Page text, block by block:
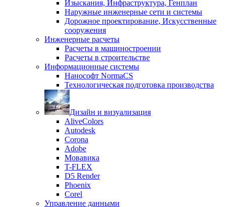
Изыскания, Инфраструктура, Генплан
Наружные инженерные сети и системы
Дорожное проектирование, Искусственные
сооружения
Инженерные расчеты
Расчеты в машиностроении
Расчеты в строительстве
Информационные системы
Нанософт NormaCS
Технологическая подготовка производства
Дизайн и визуализация
AliveColors
Autodesk
Corona
Adobe
Мовавика
T-FLEX
D5 Render
Phoenix
Corel
Управление данными